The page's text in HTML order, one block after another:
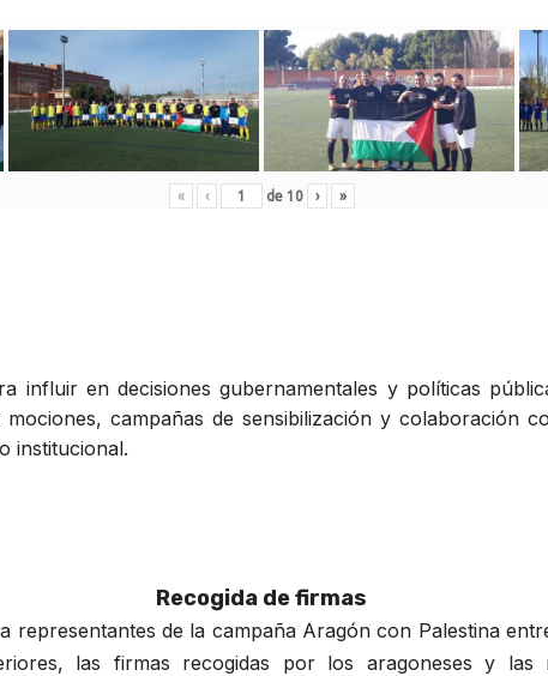
« ‹ de 10 › »
influir en decisiones gubernamentales y políticas
campañas de sensibilización y colaboración
institucional.
Recogida de firmas
representantes de la campaña Aragón con Palestina
las firmas recogidas por los aragoneses y las